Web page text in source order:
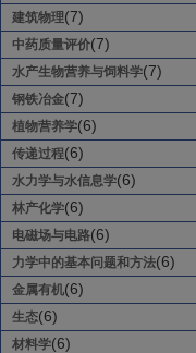
建筑物理(7)
中药质量评价(7)
水产生物营养与饲料学(7)
钢铁冶金(7)
植物营养学(6)
传递过程(6)
水力学与水信息学(6)
林产化学(6)
电磁场与电路(6)
力学中的基本问题和方法(6)
金属有机(6)
生态(6)
材料学(6)